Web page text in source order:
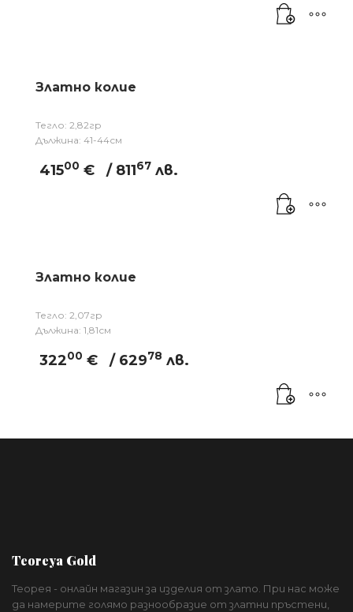
Златно колие
Тегло: 2,82гр
Дължина: 41-44см
41500 € / 81167 лв.
Златно колие
Тегло: 2,07гр
Дължина: 1,81см
32200 € / 62978 лв.
Teoreya Gold
Теорея - онлайн магазин за изделия от злато. При нас може
да намерите голямо разнообразие от златни пръстени,